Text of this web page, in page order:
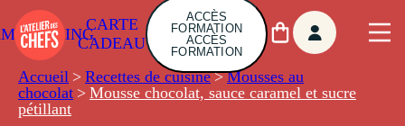
CARTE
CADEAU
ACCÈS
FORMATION
ACCÈS
FORMATION
Accueil > Recettes de cuisine > Mousses au
chocolat > Mousse chocolat, sauce caramel et sucre
pétillant